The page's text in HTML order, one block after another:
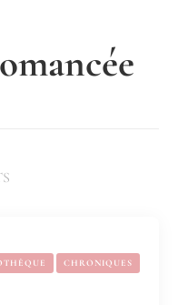
CHRONIQUES